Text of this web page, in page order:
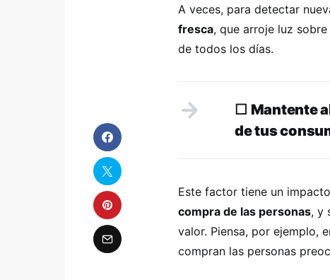
A veces, para detectar
fresca, que arroje luz
de todos los días.
☐ Mantente
de tus
Este factor tiene un
compra de las personas, y
valor. Piensa, por ejemplo,
compran las personas